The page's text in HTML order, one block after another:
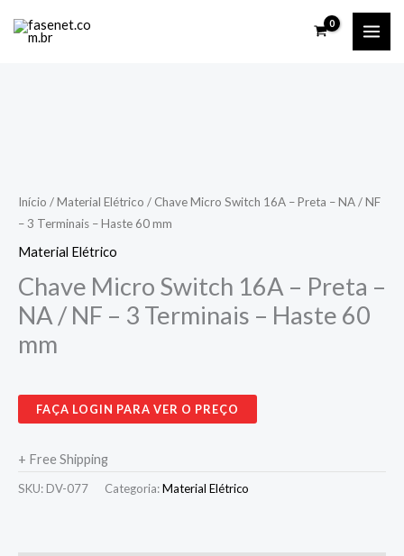
para
Início /Material Elétrico / Chave Micro Switch 16A – Preta – NA / NF
– 3 Terminais – Haste 60 mm
Material Elétrico
Chave Micro Switch 16A – Preta –
NA / NF – 3 Terminais – Haste 60
mm
FAÇA LOGIN PARA VER O PREÇO
+ Free Shipping
SKU: DV-077 Categoria:Material Elétrico